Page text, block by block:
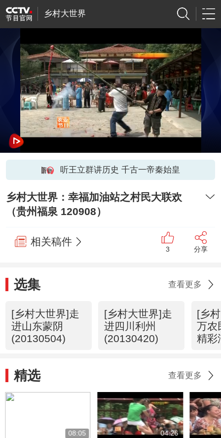
乡村大世界
听王立群讲历史 千古一帝秦始皇
乡村大世界：幸福加油站之村民大联欢
（贵州福泉 120908）
相关稿件
3 分享
选集 查看更多
[乡村大世界]走
进山东蒙阴
(20130504)
[乡村大世界]走
进四川利州
(20130420)
[乡
万农
精彩
精选 查看更多
08:05 04:26